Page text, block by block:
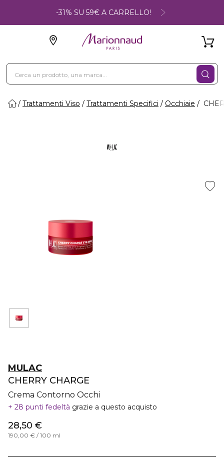
-31% SU 59€ A CARRELLO!
Trattamenti Viso Trattamenti Specifici Occhiaie
MULAC
CHERRY CHARGE
Crema Contorno Occhi
28 punti fedeltà grazie a questo acquisto
28,50 €
190,00 € / 100 ml